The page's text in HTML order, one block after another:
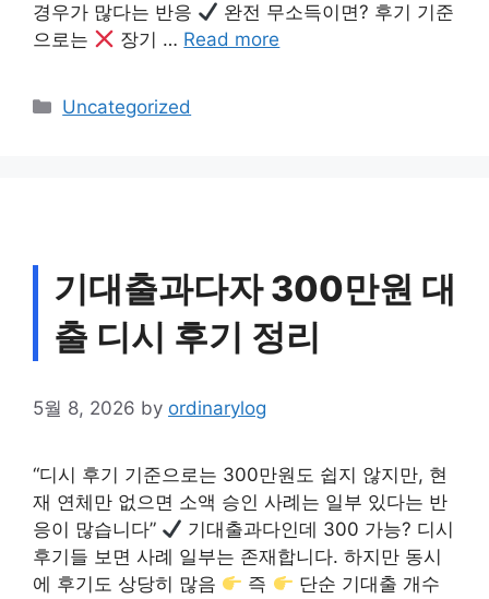
경우가 많다는 반응
완전 무소득이면? 후기 기준
으로는
장기 … Read more
Categories
Uncategorized
기대출과다자 300만원 대
출 디시 후기 정리
5월 8, 2026 by ordinarylog
“디시 후기 기준으로는 300만원도 쉽지 않지만, 현
재 연체만 없으면 소액 승인 사례는 일부 있다는 반
응이 많습니다”
기대출과다인데 300 가능? 디시
후기들 보면 사례 일부는 존재합니다. 하지만 동시
에 후기도 상당히 많음
즉
단순 기대출 개수